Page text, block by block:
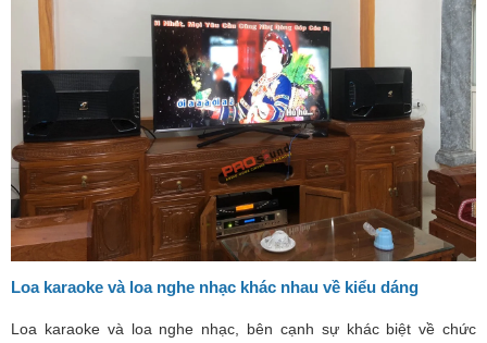
Loa karaoke và loa nghe nhạc khác nhau về kiểu dáng
Loa karaoke và loa nghe nhạc, bên cạnh sự khác biệt về chức